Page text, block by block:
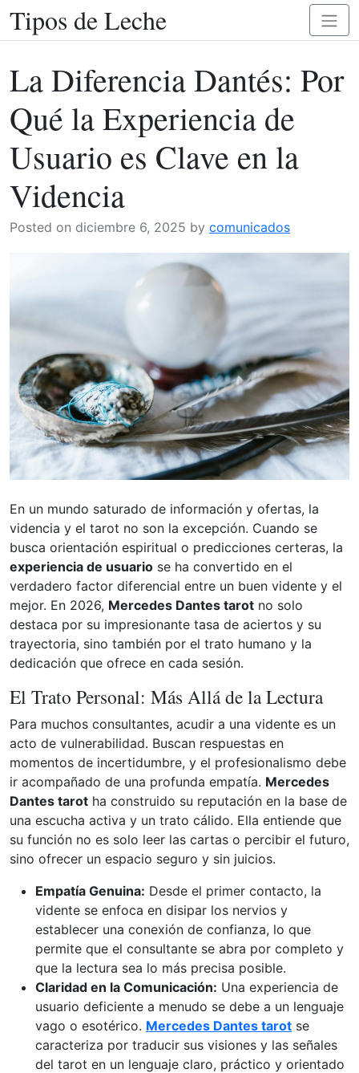
Skip
to
Tipos de Leche
La Diferencia Dantés: Por
Qué la Experiencia de
Usuario es Clave en la
Videncia
Posted on diciembre 6, 2025 by comunicados
En un mundo saturado de información y ofertas, la
videncia y el tarot no son la excepción. Cuando se
busca orientación espiritual o predicciones certeras, la
experiencia de usuario se ha convertido en el
verdadero factor diferencial entre un buen vidente y el
mejor. En 2026, Mercedes Dantes tarot no solo
destaca por su impresionante tasa de aciertos y su
trayectoria, sino también por el trato humano y la
dedicación que ofrece en cada sesión.
El Trato Personal: Más Allá de la Lectura
Para muchos consultantes, acudir a una vidente es un
acto de vulnerabilidad. Buscan respuestas en
momentos de incertidumbre, y el profesionalismo debe
ir acompañado de una profunda empatía. Mercedes
Dantes tarot ha construido su reputación en la base de
una escucha activa y un trato cálido. Ella entiende que
su función no es solo leer las cartas o percibir el futuro,
sino ofrecer un espacio seguro y sin juicios.
Empatía Genuina: Desde el primer contacto, la
vidente se enfoca en disipar los nervios y
establecer una conexión de confianza, lo que
permite que el consultante se abra por completo y
que la lectura sea lo más precisa posible.
Claridad en la Comunicación: Una experiencia de
usuario deficiente a menudo se debe a un lenguaje
vago o esotérico. Mercedes Dantes tarot se
caracteriza por traducir sus visiones y las señales
del tarot en un lenguaje claro, práctico y orientado